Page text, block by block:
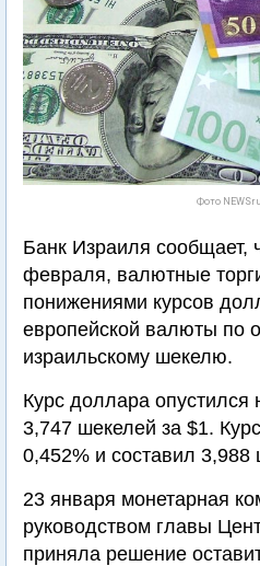
Фото
Банк Израиля сообщает,
февраля, валютные
понижениями курсов
европейской валюты по
израильскому шекелю.
Курс доллара опустился
3,747 шекелей за $1.
0,452% и составил 3,988
23 января монетарная
руководством главы
приняла решение